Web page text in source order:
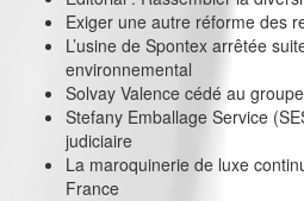
Exiger une autre réforme des
L’usine de Spontex arrêtée
environnemental
Solvay Valence cédé au
Stefany Emballage Service
judiciaire
La maroquinerie de luxe
France